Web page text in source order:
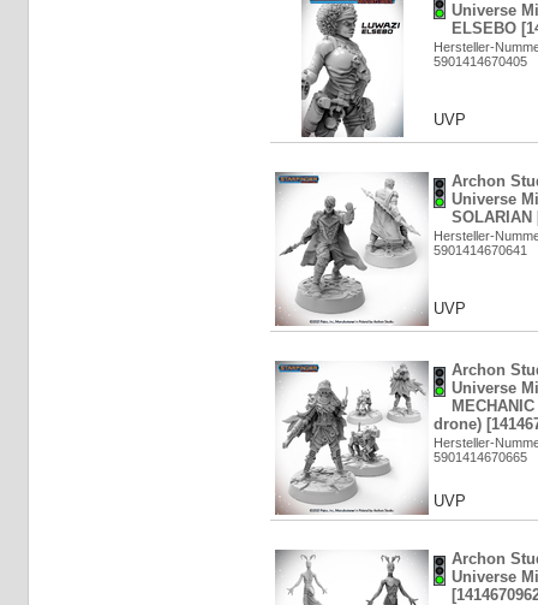
Universe
ELSEBO
Hersteller-
5901414670405
UVP
Archon
Universe
SOLARIAN
Hersteller-
5901414670641
UVP
Archon
Universe
drone)
Hersteller-
5901414670665
UVP
Archon
Universe